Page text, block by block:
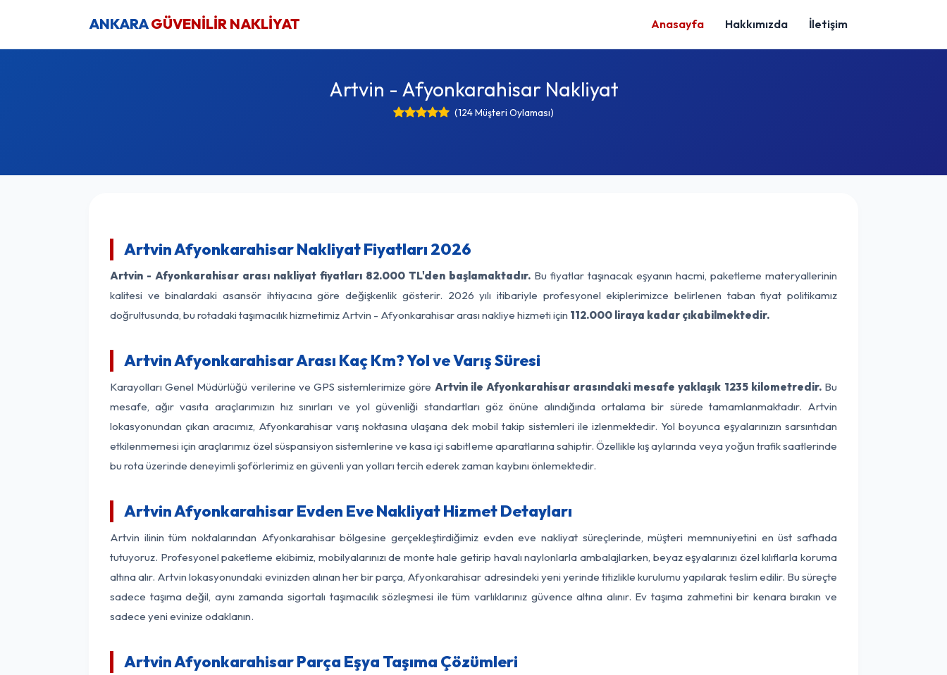
ANKARAGÜVENİLİR NAKLİYAT Anasayfa Hakkımızda İletişim
Artvin - Afyonkarahisar Nakliyat
(124 Müşteri Oylaması)
Artvin Afyonkarahisar Nakliyat Fiyatları 2026
Artvin - Afyonkarahisar arası nakliyat fiyatları 82.000 TL'den başlamaktadır. Bu fiyatlar taşınacak eşyanın hacmi, paketleme materyallerinin
kalitesi ve binalardaki asansör ihtiyacına göre değişkenlik gösterir. 2026 yılı itibariyle profesyonel ekiplerimizce belirlenen taban fiyat politikamız
doğrultusunda, bu rotadaki taşımacılık hizmetimiz Artvin - Afyonkarahisar arası nakliye hizmeti için 112.000 liraya kadar çıkabilmektedir.
Artvin Afyonkarahisar Arası Kaç Km? Yol ve Varış Süresi
Karayolları Genel Müdürlüğü verilerine ve GPS sistemlerimize göre Artvin ile Afyonkarahisar arasındaki mesafe yaklaşık 1235 kilometredir.Bu
mesafe, ağır vasıta araçlarımızın hız sınırları ve yol güvenliği standartları göz önüne alındığında ortalama bir sürede tamamlanmaktadır. Artvin
lokasyonundan çıkan aracımız, Afyonkarahisar varış noktasına ulaşana dek mobil takip sistemleri ile izlenmektedir. Yol boyunca eşyalarınızın sarsıntıdan
etkilenmemesi için araçlarımız özel süspansiyon sistemlerine ve kasa içi sabitleme aparatlarına sahiptir. Özellikle kış aylarında veya yoğun trafik saatlerinde
bu rota üzerinde deneyimli şoförlerimiz en güvenli yan yolları tercih ederek zaman kaybını önlemektedir.
Artvin Afyonkarahisar Evden Eve Nakliyat Hizmet Detayları
Artvin ilinin tüm noktalarından Afyonkarahisar bölgesine gerçekleştirdiğimiz evden eve nakliyat süreçlerinde, müşteri memnuniyetini en üst safhada
tutuyoruz. Profesyonel paketleme ekibimiz, mobilyalarınızı de monte hale getirip havalı naylonlarla ambalajlarken, beyaz eşyalarınızı özel kılıflarla koruma
altına alır. Artvin lokasyonundaki evinizden alınan her bir parça, Afyonkarahisar adresindeki yeni yerinde titizlikle kurulumu yapılarak teslim edilir. Bu süreçte
sadece taşıma değil, aynı zamanda sigortalı taşımacılık sözleşmesi ile tüm varlıklarınız güvence altına alınır. Ev taşıma zahmetini bir kenara bırakın ve
sadece yeni evinize odaklanın.
Artvin Afyonkarahisar Parça Eşya Taşıma Çözümleri